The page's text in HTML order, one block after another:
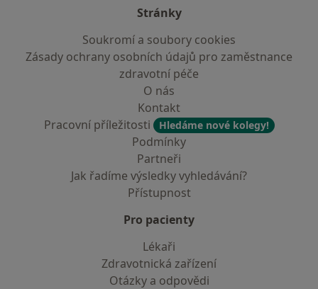
Stránky
Soukromí a soubory cookies
Zásady ochrany osobních údajů pro zaměstnance
zdravotní péče
O nás
Kontakt
Pracovní příležitosti
Hledáme nové kolegy!
Podmínky
Partneři
Jak řadíme výsledky vyhledávání?
Přístupnost
Pro pacienty
Lékaři
Zdravotnická zařízení
Otázky a odpovědi